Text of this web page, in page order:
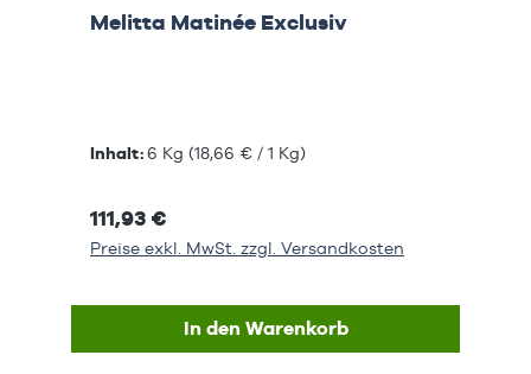
Melitta Matinée Exclusiv
Inhalt:6 Kg (18,66 € / 1 Kg)
111,93 €
Preise exkl. MwSt. zzgl. Versandkosten
In den Warenkorb